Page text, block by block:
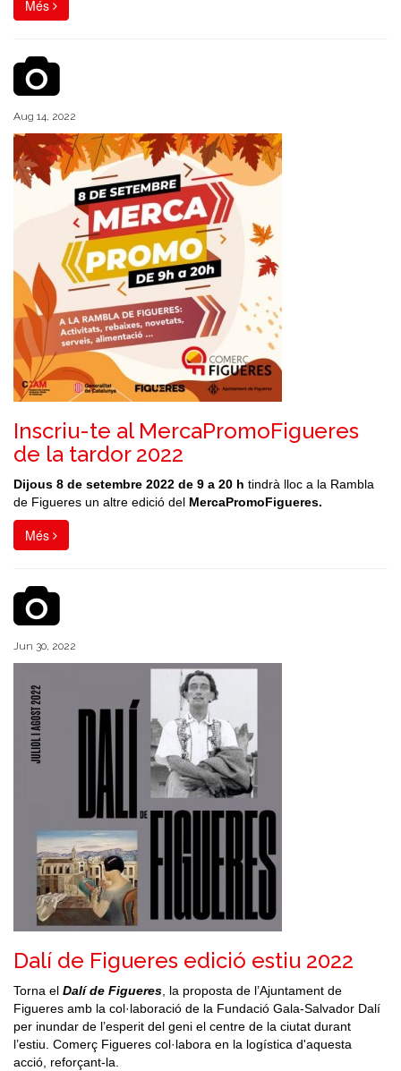
Més
Aug 14, 2022
Inscriu-te al MercaPromoFigueres
de la tardor 2022
Dijous 8 de setembre 2022 de 9 a 20 h tindrà lloc a la Rambla
de Figueres un altre edició del MercaPromoFigueres.
Més
Jun 30, 2022
Dalí de Figueres edició estiu 2022
Torna el Dalí de Figueres , la proposta de l’Ajuntament de
Figueres amb la col·laboració de la Fundació Gala-Salvador Dalí
per inundar de l’esperit del geni el centre de la ciutat durant
l’estiu. Comerç Figueres col·labora en la logística d'aquesta
acció, reforçant-la.